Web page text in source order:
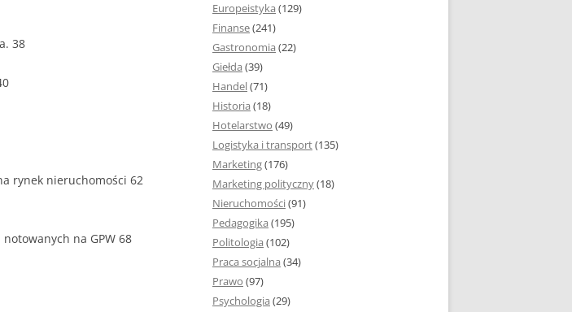
CZCIONKA, MARGINESY I
WIELKOŚĆ STRON
STRUKTURA AKAPITU W PRACY
DYPLOMOWEJ
STYL PRACY DYPLOMOWEJ
SPIS TREŚCI W PRACY
DYPLOMOWEJ
WSTĘP PRACY DYPLOMOWEJ
ROZDZIAŁY I PODROZDZIAŁY
38
rynek nieruchomości 62
na GPW 68
Europeistyka (129)
Finanse(241)
Gastronomia (22)
Giełda (39)
Handel(71)
Historia (18)
Hotelarstwo (49)
Logistyka i transport(135)
Marketing(176)
Marketing polityczny(18)
Nieruchomości(91)
Pedagogika (195)
Politologia (102)
Praca socjalna (34)
Prawo (97)
Psychologia (29)